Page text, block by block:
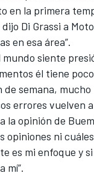
en la primera
Di Grassi a
en esa área”.
siente
él tiene
semana,
errores vuelven
la opinión de
opiniones ni
es mi enfoque y
mí”.